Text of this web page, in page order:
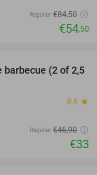
Regulier €84,50
€54,50
30%
barbecue (2 of 2,5
8.6 star
Regulier €46,90
€33